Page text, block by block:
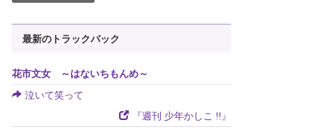
最新のトラックバック
花市文女 ～はないちもんめ～
泣いて笑って
『週刊 少年かしこ !!』